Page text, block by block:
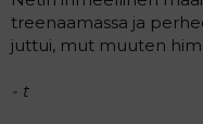
treenaamassa ja
juttui, mut muuten
- t